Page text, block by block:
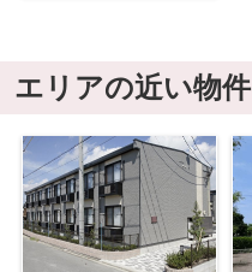
エリアの近い物件